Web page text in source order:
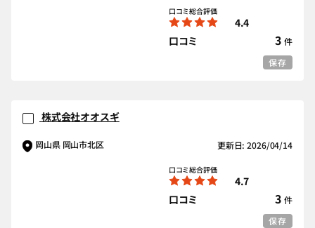
口コミ総合評価
4.4
口コミ
3 件
保存
株式会社オオスギ
岡山県 岡山市北区 更新日: 2026/04/14
口コミ総合評価
4.7
口コミ
3 件
保存